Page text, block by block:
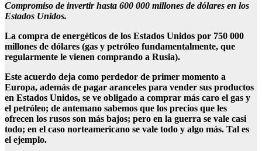
Compromiso de invertir hasta 600 000 millones de dólares en los
Estados Unidos.
La compra de energéticos de los Estados Unidos por 750 000
millones de dólares (gas y petróleo fundamentalmente, que
regularmente le vienen comprando a Rusia).
Este acuerdo deja como perdedor de primer momento a
Europa, además de pagar aranceles para vender sus productos
en Estados Unidos, se ve obligado a comprar más caro el gas y
el petróleo; de antemano sabemos que los precios que les
ofrecen los rusos son más bajos; pero en la guerra se vale casi
todo; en el caso norteamericano se vale todo y algo más. Tal es
el ejemplo.